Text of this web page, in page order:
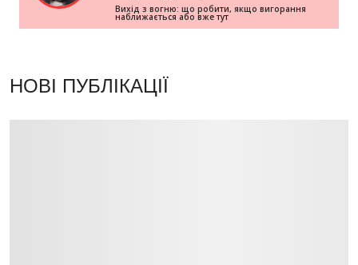
Вихід з вогню: що робити, якщо вигорання
наближається або вже тут
НОВІ ПУБЛІКАЦІЇ